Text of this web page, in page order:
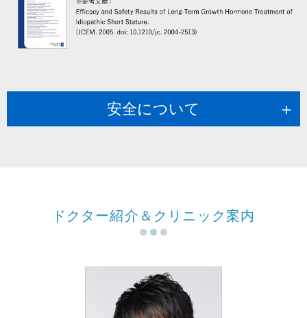
安全について
ドクター紹介＆クリニック案内